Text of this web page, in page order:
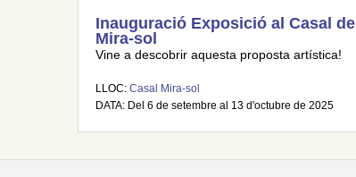
Inauguració Exposició al Casal de
Mira-sol
Vine a descobrir aquesta proposta artística!
LLOC: Casal Mira-sol
DATA: Del 6 de setembre al 13 d'octubre de 2025